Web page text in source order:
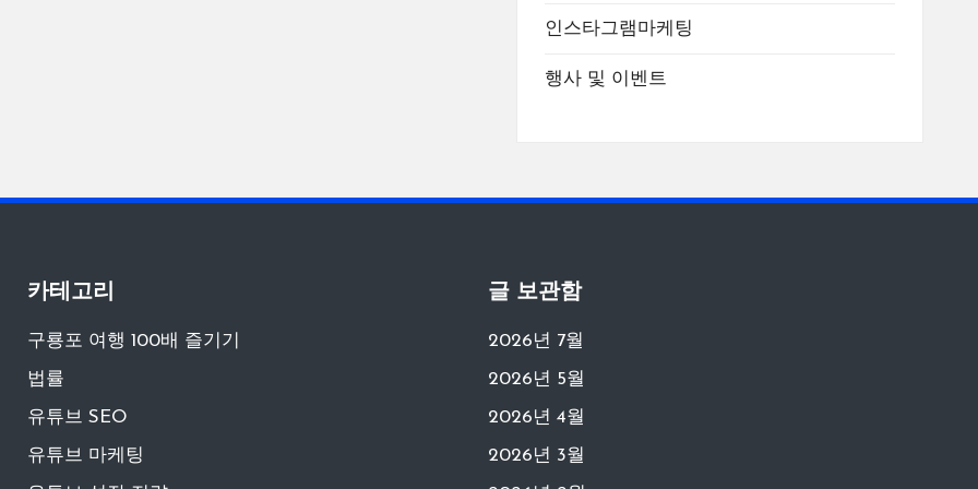
인스타그램마케팅
행사 및 이벤트
카테고리
구룡포 여행 100배 즐기기
법률
유튜브 SEO
유튜브 마케팅
글 보관함
2026년 7월
2026년 5월
2026년 4월
2026년 3월